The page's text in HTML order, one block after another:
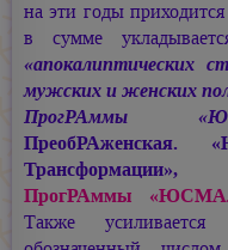
на эти годы приходится
в сумме
«апокалиптических
мужских и женских
ПрогРАммы
Трансформации»,
ПрогРАммы
Также